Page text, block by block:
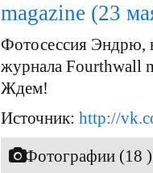
magazine (23
Фотосессия Эндрю,
журнала Fourthwall
Ждем!
Источник: http://
Фотографии (18 )